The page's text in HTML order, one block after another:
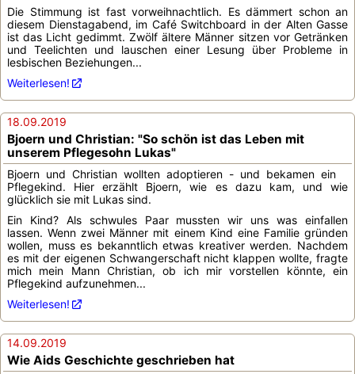
Die Stimmung ist fast vorweihnachtlich. Es dämmert schon an
diesem Dienstagabend, im Café Switchboard in der Alten Gasse
ist das Licht gedimmt. Zwölf ältere Männer sitzen vor Getränken
und Teelichten und lauschen einer Lesung über Probleme in
lesbischen Beziehungen...
Weiterlesen!
18.09.2019
Bjoern und Christian: "So schön ist das Leben mit
unserem Pflegesohn Lukas"
Bjoern und Christian wollten adoptieren - und bekamen ein
Pflegekind. Hier erzählt Bjoern, wie es dazu kam, und wie
glücklich sie mit Lukas sind.
Ein Kind? Als schwules Paar mussten wir uns was einfallen
lassen. Wenn zwei Männer mit einem Kind eine Familie gründen
wollen, muss es bekanntlich etwas kreativer werden. Nachdem
es mit der eigenen Schwangerschaft nicht klappen wollte, fragte
mich mein Mann Christian, ob ich mir vorstellen könnte, ein
Pflegekind aufzunehmen...
Weiterlesen!
14.09.2019
Wie Aids Geschichte geschrieben hat